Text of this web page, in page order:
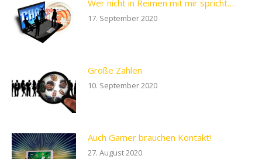
Wer nicht in Reimen mit mir spricht…
17. September 2020
Große Zahlen
10. September 2020
Auch Gamer brauchen Kontakt!
27. August 2020